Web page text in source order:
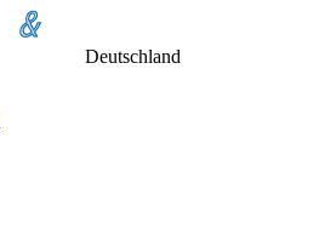
Deutschland